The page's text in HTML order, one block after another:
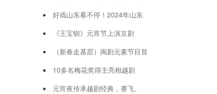
好戏山东看不停！2024年山东
《王宝钏》元宵节上演京剧
（新春走基层）闽剧元素节目首
10多名梅花奖得主亮相越剧
元宵夜传承越剧经典，赛飞、